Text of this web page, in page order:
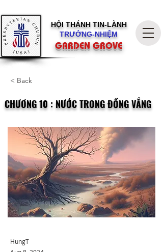
HỘI THÁNH TIN-LÀNH
TRƯỞNG-NHIỆM
GARDEN GROVE
< Back
CHƯƠNG 10 : NƯỚC TRONG ĐỒNG VẮNG
HungT